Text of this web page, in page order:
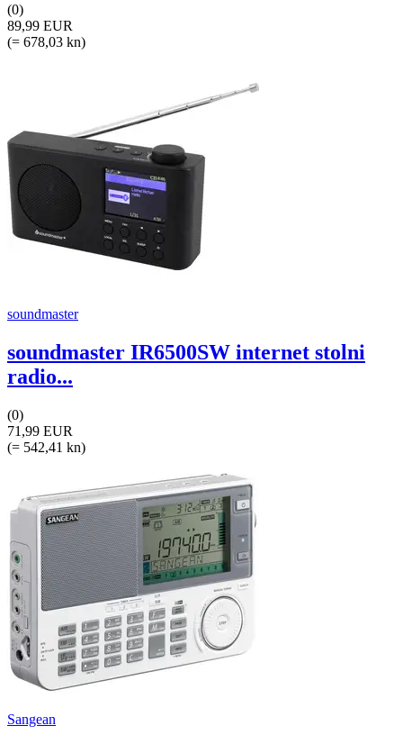
(0)
89,99 EUR
(= 678,03 kn)
soundmaster
soundmaster IR6500SW internet stolni
radio...
(0)
71,99 EUR
(= 542,41 kn)
Sangean